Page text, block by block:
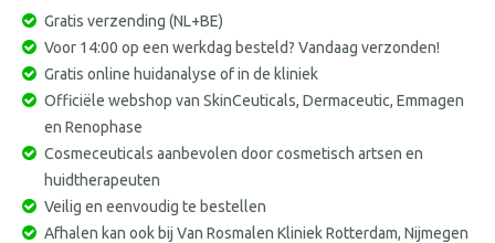
Gratis verzending (NL+BE)
Voor 14:00 op een werkdag besteld? Vandaag verzonden!
Gratis online huidanalyse of in de kliniek
Officiële webshop van SkinCeuticals, Dermaceutic, Emmagen
en Renophase
Cosmeceuticals aanbevolen door cosmetisch artsen en
huidtherapeuten
Veilig en eenvoudig te bestellen
Afhalen kan ook bij Van Rosmalen Kliniek Rotterdam, Nijmegen